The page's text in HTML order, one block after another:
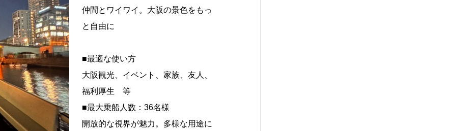
仲間とワイワイ。大阪の景色をもっ
と自由に
■最適な使い方
大阪観光、イベント、家族、友人、
福利厚生 等
■最大乗船人数：36名様
開放的な視界が魅力。多様な用途に